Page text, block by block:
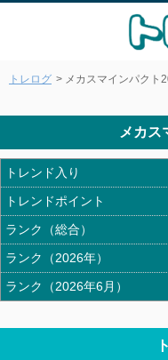
トレログ > メカスマインパクト
メカス
トレンド入り
トレンドポイント
ランク（総合）
ランク（2026年）
ランク（2026年6月）